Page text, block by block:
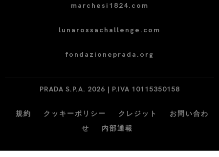
marchesi1824.com
lunarossachallenge.com
fondazioneprada.org
PRADA S.P.A. 2026 | P.IVA 10115350158
規約 クッキーポリシー クレジット
お問い合わ
せ
内部通報